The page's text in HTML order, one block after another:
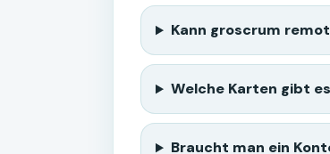
Kann groscrum
Welche Karten gibt
Braucht man ein